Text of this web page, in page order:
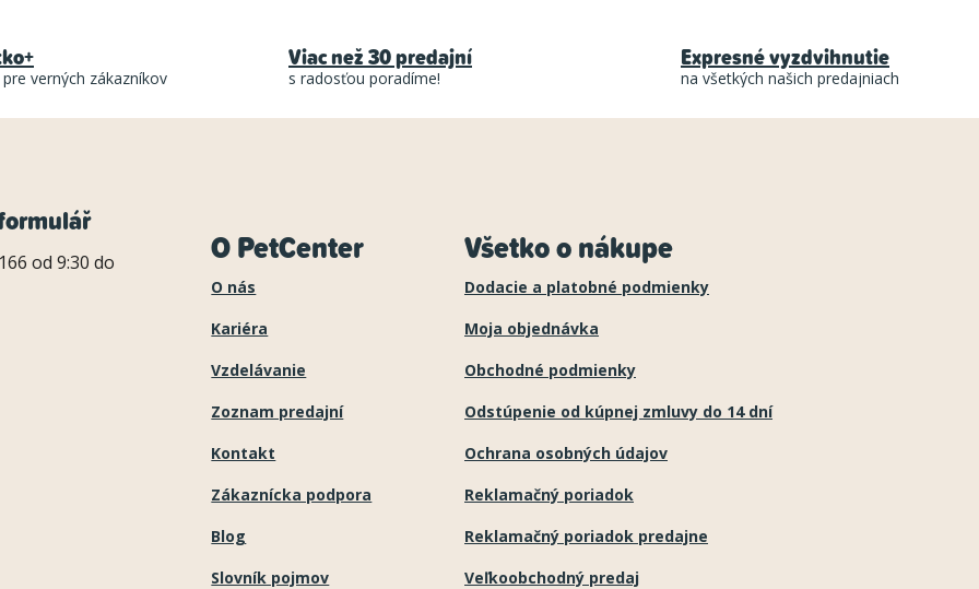
l
á
d
e
p
v
k
v
ý
p
verných zákazníkov
Viac než 30 predajní
s radosťou poradíme!
Expresné vyzdvihnutie
na všetkých našich predajniach
od 9:30 do
O PetCenter
O nás
Kariéra
Vzdelávanie
Zoznam predajní
Kontakt
Zákaznícka podpora
Blog
Slovník pojmov
Všetko o nákupe
Dodacie a platobné podmienky
Moja objednávka
Obchodné podmienky
Odstúpenie od kúpnej zmluvy do 14 dní
Ochrana osobných údajov
Reklamačný poriadok
Reklamačný poriadok predajne
Veľkoobchodný predaj